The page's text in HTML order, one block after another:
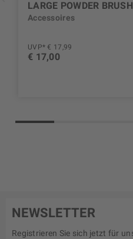
LARGE POWDER BRUSH
Accessoires
UVP* € 17,99
€ 17,00
NEWSLETTER
Registrieren Sie sich jetzt für